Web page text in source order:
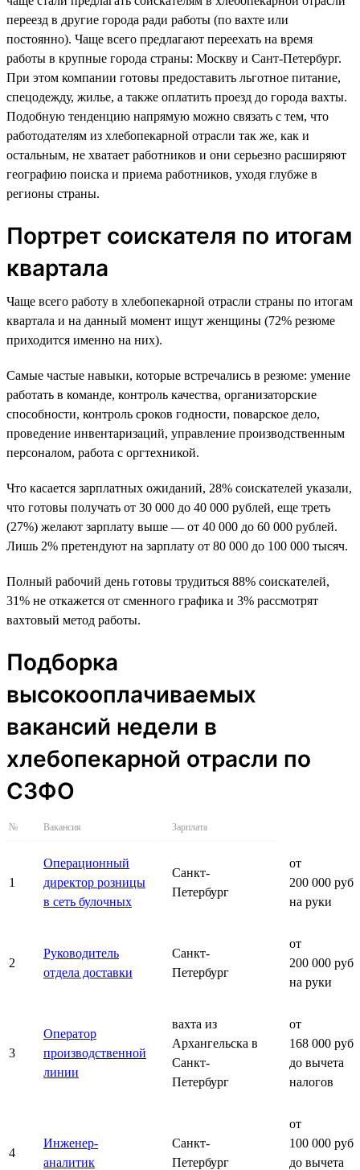
переезд в другие города ради работы (по вахте или
постоянно). Чаще всего предлагают переехать на время
работы в крупные города страны: Москву и Сант-Петербург.
При этом компании готовы предоставить льготное питание,
спецодежду, жилье, а также оплатить проезд до города вахты.
Подобную тенденцию напрямую можно связать с тем, что
работодателям из хлебопекарной отрасли так же, как и
остальным, не хватает работников и они серьезно расширяют
географию поиска и приема работников, уходя глубже в
регионы страны.
Портрет соискателя по итогам
квартала
Чаще всего работу в хлебопекарной отрасли страны по итогам
квартала и на данный момент ищут женщины (72% резюме
приходится именно на них).
Самые частые навыки, которые встречались в резюме: умение
работать в команде, контроль качества, организаторские
способности, контроль сроков годности, поварское дело,
проведение инвентаризаций, управление производственным
персоналом, работа с оргтехникой.
Что касается зарплатных ожиданий, 28% соискателей указали,
что готовы получать от 30 000 до 40 000 рублей, еще треть
(27%) желают зарплату выше — от 40 000 до 60 000 рублей.
Лишь 2% претендуют на зарплату от 80 000 до 100 000 тысяч.
Полный рабочий день готовы трудиться 88% соискателей,
31% не откажется от сменного графика и 3% рассмотрят
вахтовый метод работы.
Подборка
высокооплачиваемых
вакансий недели в
хлебопекарной отрасли по
СЗФО
№ Вакансия Зарплата
1
Операционный
директор розницы
в сеть булочных
Санкт-
Петербург
от
200 000 руб.
на руки
2
Руководитель
отдела доставки
Санкт-
Петербург
от
200 000 руб.
на руки
3
Оператор
производственной
линии
вахта из
Архангельска в
Санкт-
Петербург
от
168 000 руб.
до вычета
налогов
4
Инженер-
аналитик
Санкт-
Петербург
от
100 000 руб.
до вычета